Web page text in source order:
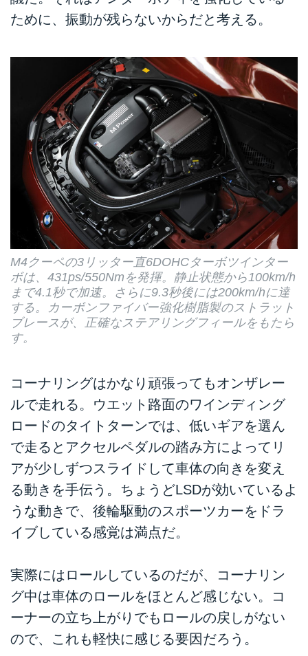
ために、振動が残らないからだと考える。
M4クーペの3リッター直6DOHCターボツインター
ボは、431ps/550Nmを発揮。静止状態から100km/h
まで4.1秒で加速。さらに9.3秒後には200km/hに達
する。カーボンファイバー強化樹脂製のストラット
ブレースが、正確なステアリングフィールをもたら
す。
コーナリングはかなり頑張ってもオンザレー
ルで走れる。ウエット路面のワインディング
ロードのタイトターンでは、低いギアを選ん
で走るとアクセルペダルの踏み方によってリ
アが少しずつスライドして車体の向きを変え
る動きを手伝う。ちょうどLSDが効いているよ
うな動きで、後輪駆動のスポーツカーをドラ
イブしている感覚は満点だ。
実際にはロールしているのだが、コーナリン
グ中は車体のロールをほとんど感じない。コ
ーナーの立ち上がりでもロールの戻しがない
ので、これも軽快に感じる要因だろう。